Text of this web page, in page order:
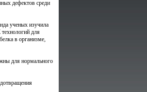
дефектов среди
ученых изучила
для
в организме,
для нормального